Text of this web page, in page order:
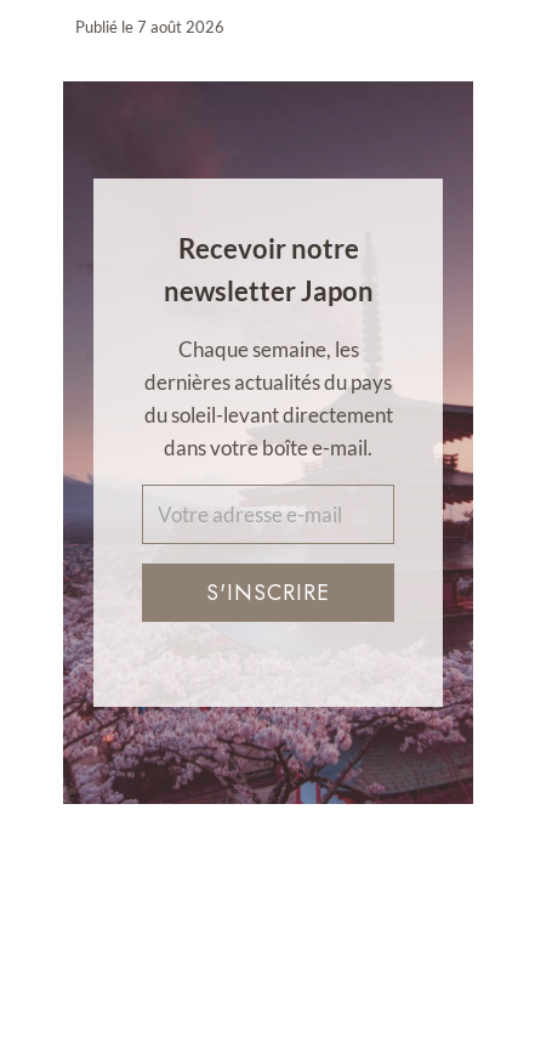
Publié le7 août 2026
Recevoir notre
newsletter Japon
Chaque semaine, les
dernières actualités du pays
du soleil-levant directement
dans votre boîte e-mail.
S'INSCRIRE